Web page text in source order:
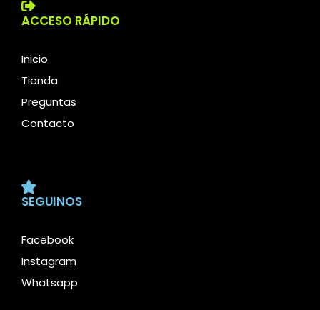
ACCESO RÁPIDO
Inicio
Tienda
Preguntas
Contacto
SEGUINOS
Facebook
Instagram
Whatsapp